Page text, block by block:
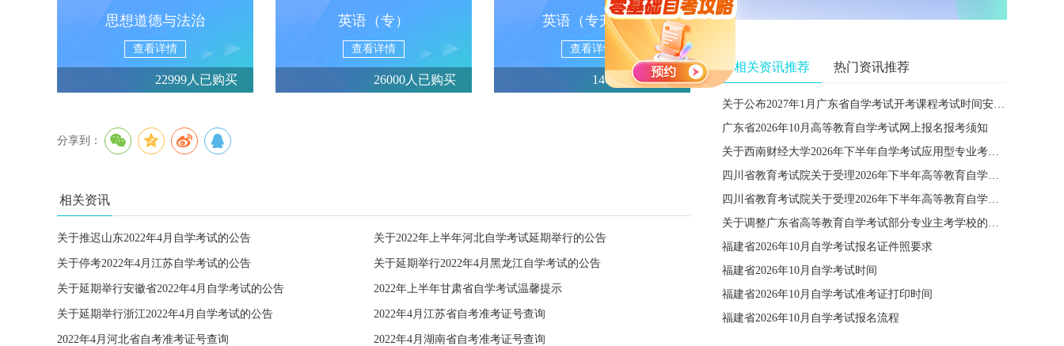
思想道德与法治
查看详情
22999人已购买
英语（专）
查看详情
26000人已购买
英语（专升本）
查看详情
14688人已购买
分享到：
相关资讯
关于推迟山东2022年4月自学考试的公告 关于2022年上半年河北自学考试延期举行的公告
关于停考2022年4月江苏自学考试的公告 关于延期举行2022年4月黑龙江自学考试的公告
关于延期举行安徽省2022年4月自学考试的公告 2022年上半年甘肃省自学考试温馨提示
关于延期举行浙江2022年4月自学考试的公告 2022年4月江苏省自考准考证号查询
2022年4月河北省自考准考证号查询 2022年4月湖南省自考准考证号查询
相关资讯推荐 热门资讯推荐
关于公布2027年1月广东省自学考试开考课程考试时间安排和使用教材的通知
广东省2026年10月高等教育自学考试网上报名报考须知
关于西南财经大学2026年下半年自学考试应用型专业考籍更改办理的通知
四川省教育考试院关于受理2026年下半年高等教育自学考试省际转考申请的通告
四川省教育考试院关于受理2026年下半年高等教育自学考试考籍更改申请的通告
关于调整广东省高等教育自学考试部分专业主考学校的通知
福建省2026年10月自学考试报名证件照要求
福建省2026年10月自学考试时间
福建省2026年10月自学考试准考证打印时间
福建省2026年10月自学考试报名流程